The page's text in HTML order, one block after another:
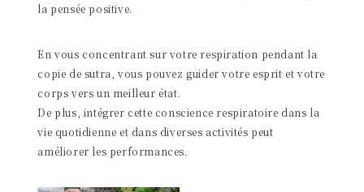
la pensée positive.
En vous concentrant sur votre respiration pendant la
copie de sutra, vous pouvez guider votre esprit et votre
corps vers un meilleur état.
De plus, intégrer cette conscience respiratoire dans la
vie quotidienne et dans diverses activités peut
améliorer les performances.